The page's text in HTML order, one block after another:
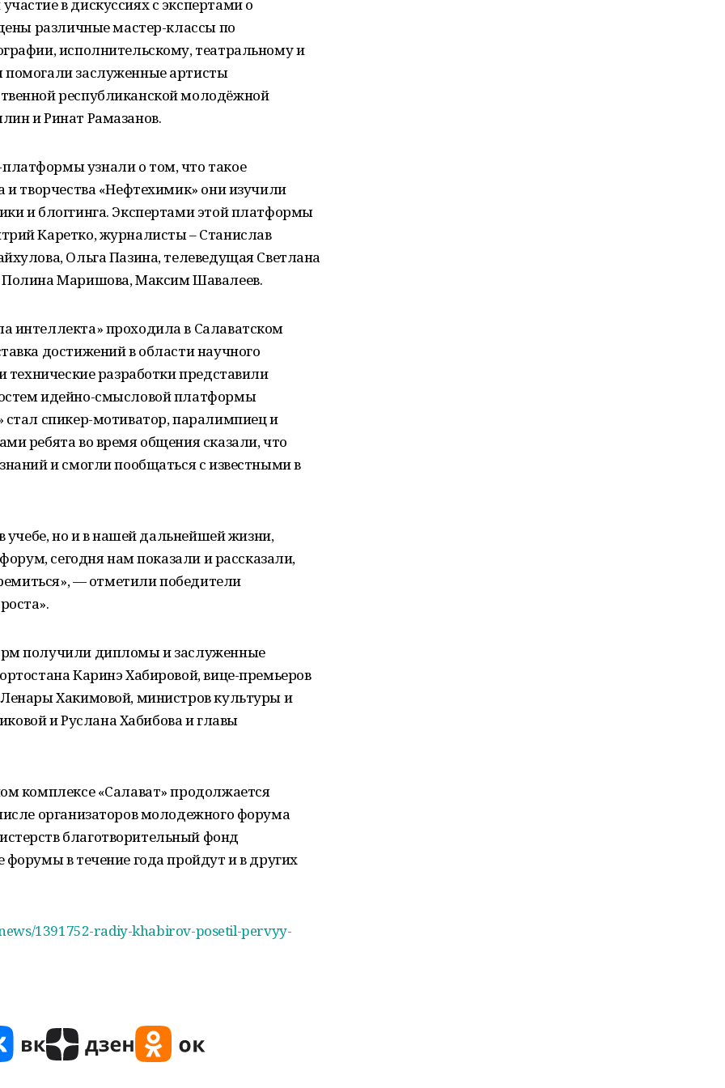
в дискуссиях с экспертами о
различные мастер-классы по
исполнительскому, театральному и
заслуженные артисты
республиканской молодёжной
и Ринат Рамазанов.
узнали о том, что такое
творчества «Нефтехимик» они изучили
и блоггинга. Экспертами этой платформы
Каретко, журналисты – Станислав
Ольга Пазина, телеведущая Светлана
Маришова, Максим Шавалеев.
интеллекта» проходила в Салаватском
достижений в области научного
технические разработки представили
идейно-смысловой платформы
стал спикер-мотиватор, паралимпиец и
ребята во время общения сказали, что
и смогли пообщаться с известными в
учебе, но и в нашей дальнейшей жизни,
сегодня нам показали и рассказали,
— отметили победители
получили дипломы и заслуженные
Каринэ Хабировой, вице-премьеров
Хакимовой, министров культуры и
и Руслана Хабибова и главы
комплексе «Салават» продолжается
организаторов молодежного форума
благотворительный фонд
в течение года пройдут и в других
1391752-radiy-khabirov-posetil-pervyy-